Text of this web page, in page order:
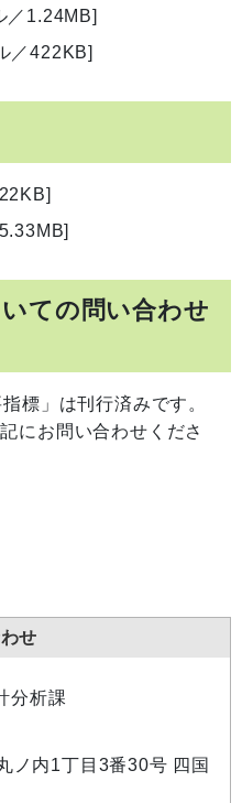
／1.24MB]
／422KB]
ての問い合わせ
標」は刊行済みです。
にお問い合わせくださ
せ
分析課
ノ内1丁目3番30号 四国